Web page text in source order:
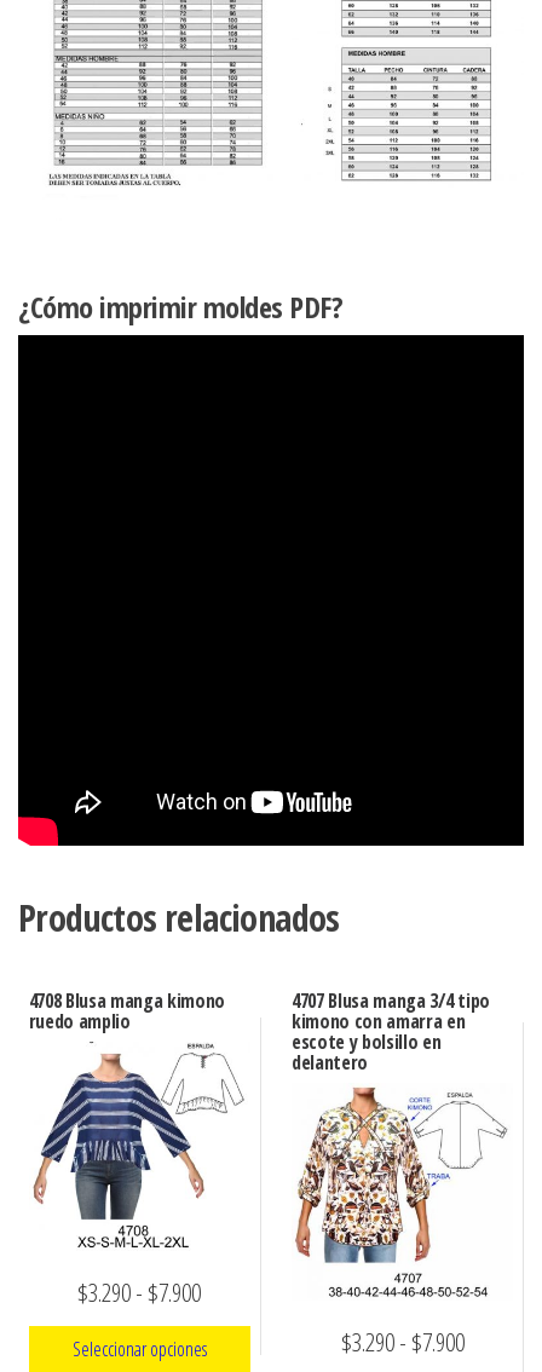
¿Cómo imprimir moldes PDF?
Productos relacionados
4708 Blusa manga kimono
ruedo amplio
$3.290- $7.900Rango
de
Seleccionar opciones
4707 Blusa manga 3/4 tipo
kimono con amarra en
escote y bolsillo en
delantero
$3.290- $7.900Rango